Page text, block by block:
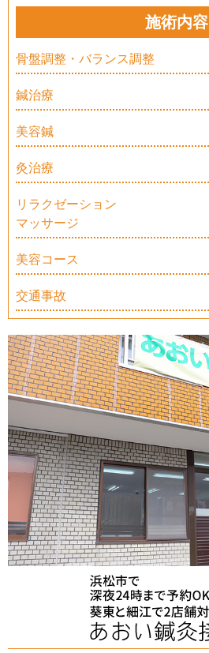
施術内容
骨盤調整・バランス調整
鍼治療
美容鍼
灸治療
リラクゼーション
マッサージ
美容コース
交通事故